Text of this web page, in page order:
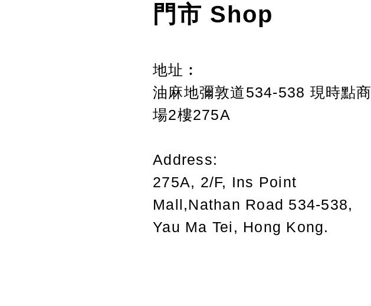
門市 Shop
地址︰
油麻地彌敦道534-538 現時點商
場2樓275A
Address:
275A, 2/F, Ins Point
Mall,Nathan Road 534-538,
Yau Ma Tei, Hong Kong.